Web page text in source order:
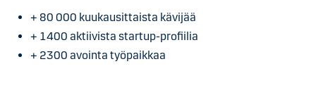
+ 80 000 kuukausittaista kävijää
+ 1400 aktiivista startup-profiilia
+ 2300 avointa työpaikkaa